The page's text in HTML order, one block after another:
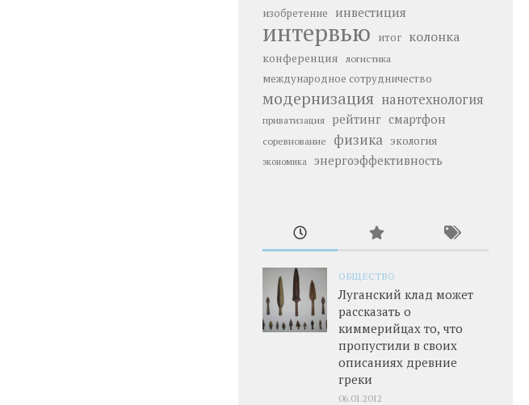
изобретение инвестиция
интервью итог колонка
конференция логистика
международное сотрудничество
модернизация нанотехнология
приватизация рейтинг смартфон
соревнование физика экология
экономика энергоэффективность
ОБЩЕСТВО
Луганский клад может
рассказать о
киммерийцах то, что
пропустили в своих
описаниях древние
греки
06.01.2012